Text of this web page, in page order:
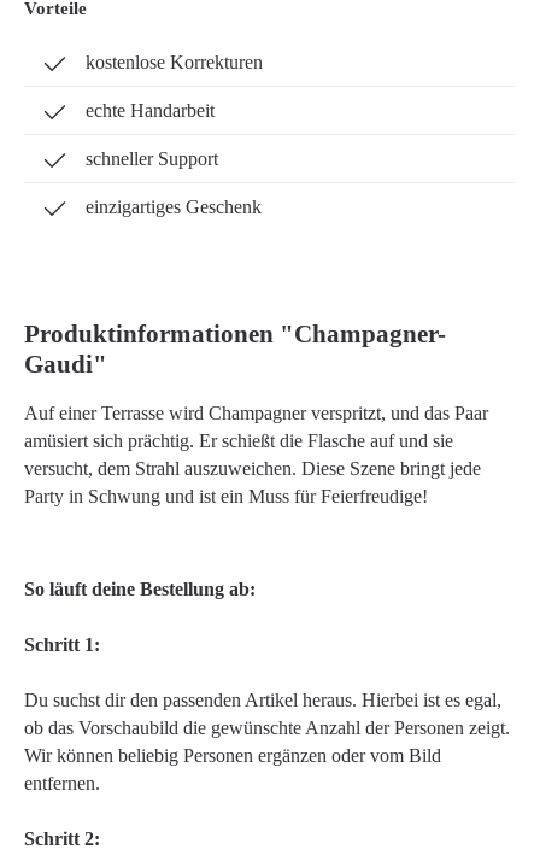
Vorteile
kostenlose Korrekturen
echte Handarbeit
schneller Support
einzigartiges Geschenk
Produktinformationen "Champagner-
Gaudi"
Auf einer Terrasse wird Champagner verspritzt, und das Paar
amüsiert sich prächtig. Er schießt die Flasche auf und sie
versucht, dem Strahl auszuweichen. Diese Szene bringt jede
Party in Schwung und ist ein Muss für Feierfreudige!
So läuft deine Bestellung ab:
Schritt 1:
Du suchst dir den passenden Artikel heraus. Hierbei ist es egal,
ob das Vorschaubild die gewünschte Anzahl der Personen zeigt.
Wir können beliebig Personen ergänzen oder vom Bild
entfernen.
Schritt 2: